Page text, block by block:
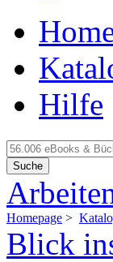
Hilfe
Suche
Homepage >
Blick